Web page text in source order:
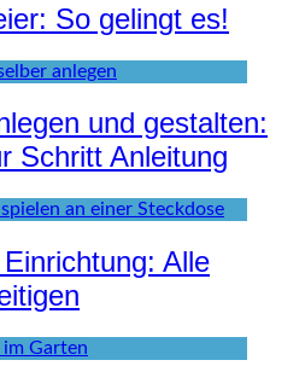
So gelingt es!
und gestalten:
Schritt Anleitung
Alle